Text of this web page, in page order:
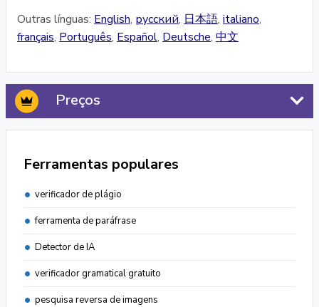
Outras línguas: English, русский, 日本語, italiano,
français, Português, Español, Deutsche, 中文
Preços
Ferramentas populares
verificador de plágio
ferramenta de paráfrase
Detector de IA
verificador gramatical gratuito
pesquisa reversa de imagens